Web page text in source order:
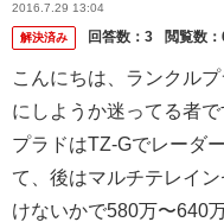
2016.7.29 13:04
解決済み 回答数： 3 閲覧数：
こんにちは、ランクル
にしようか迷ってる者で
プラドはTZ-Gでレーダ
て、後はマルチテレイ
けないかで580万〜640